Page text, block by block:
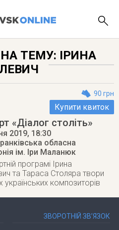
НА ТЕМУ: ІРИНА
90 грн
Купити квиток
«Діалог століть»
2019, 18:30
обласна
ім. Іри Маланюк
програмі Ірина
та Тараса Столяра твори
українських композиторів
ЗВОРОТНІЙ ЗВ’ЯЗОК